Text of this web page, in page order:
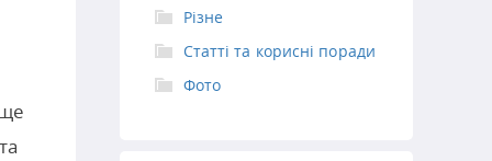
Різне
Статті та корисні поради
Фото